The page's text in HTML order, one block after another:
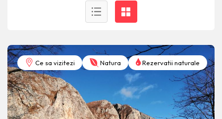
Ce sa vizitezi Natura Rezervatii naturale